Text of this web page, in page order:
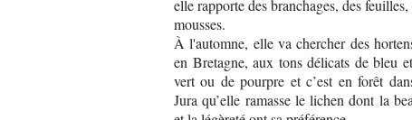
elle rapporte des branchages, des feuilles,
mousses.
À l'automne, elle va chercher des
en Bretagne, aux tons délicats de bleu
vert ou de pourpre et c’est en forêt
Jura qu’elle ramasse le lichen dont la